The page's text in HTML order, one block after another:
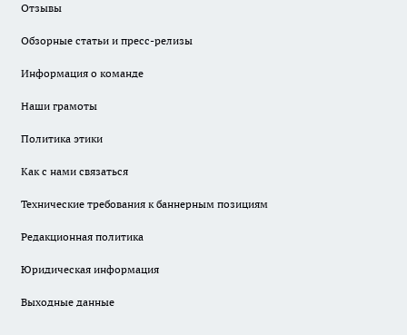
Отзывы
Обзорные статьи и пресс-релизы
Информация о команде
Наши грамоты
Политика этики
Как с нами связаться
Технические требования к баннерным позициям
Редакционная политика
Юридическая информация
Выходные данные